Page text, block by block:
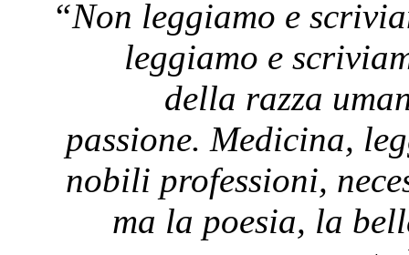
“Non leggiamo e
leggiamo e
della razza
passione. Medicina,
nobili professioni,
ma la poesia, la